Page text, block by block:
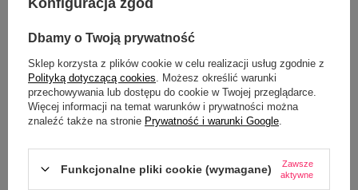
niezwłocznie, najciekawsze pytania i
NAJCZĘŚCIEJ KUPOWANE Z
TYM TOWAREM
Kubek z
Komunii Świętej
22,50 zł
Konfiguracja zgód
Dbamy o Twoją prywatność
Sklep korzysta z plików cookie w celu realizacji usług zgodnie z
Polityką dotyczącą cookies . Możesz określić warunki
przechowywania lub dostępu do cookie w Twojej przeglądarce.
Więcej informacji na temat warunków i prywatności można
znaleźć także na stronie Prywatność i warunki Google
Funkcjonalne pliki cookie (wymagane)
Zawsze
aktywne